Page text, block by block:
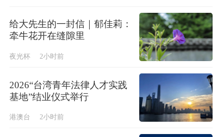
给大先生的一封信｜郁佳莉：
牵牛花开在缝隙里
夜光杯 2小时前
2026“台湾青年法律人才实践
基地”结业仪式举行
港澳台 2小时前